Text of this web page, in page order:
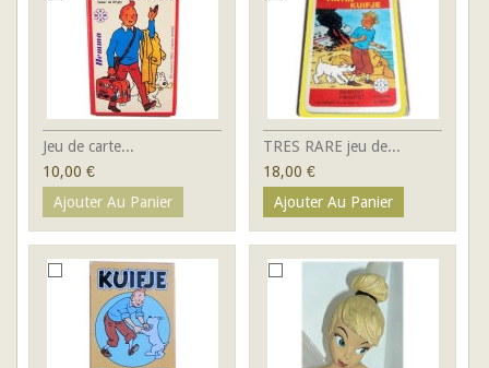
Jeu de carte...
10,00 €
Ajouter Au Panier
TRES RARE jeu de...
18,00 €
Ajouter Au Panier